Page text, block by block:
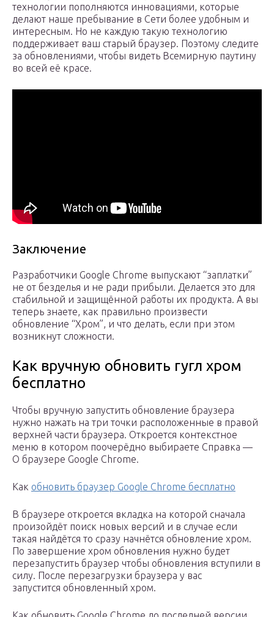
технологии пополняются инновациями, которые
делают наше пребывание в Сети более удобным и
интересным. Но не каждую такую технологию
поддерживает ваш старый браузер. Поэтому следите
за обновлениями, чтобы видеть Всемирную паутину
во всей её красе.
Заключение
Разработчики Google Chrome выпускают “заплатки”
не от безделья и не ради прибыли. Делается это для
стабильной и защищённой работы их продукта. А вы
теперь знаете, как правильно произвести
обновление “Хром”, и что делать, если при этом
возникнут сложности.
Как вручную обновить гугл хром
бесплатно
Чтобы вручную запустить обновление браузера
нужно нажать на три точки расположенные в правой
верхней части браузера. Откроется контекстное
меню в котором поочерёдно выбираете Справка —
О браузере Google Chrome.
Как обновить браузер Google Chrome бесплатно
В браузере откроется вкладка на которой сначала
произойдёт поиск новых версий и в случае если
такая найдётся то сразу начнётся обновление хром.
По завершение хром обновления нужно будет
перезапустить браузер чтобы обновления вступили в
силу. После перезагрузки браузера у вас
запустится обновленный хром.